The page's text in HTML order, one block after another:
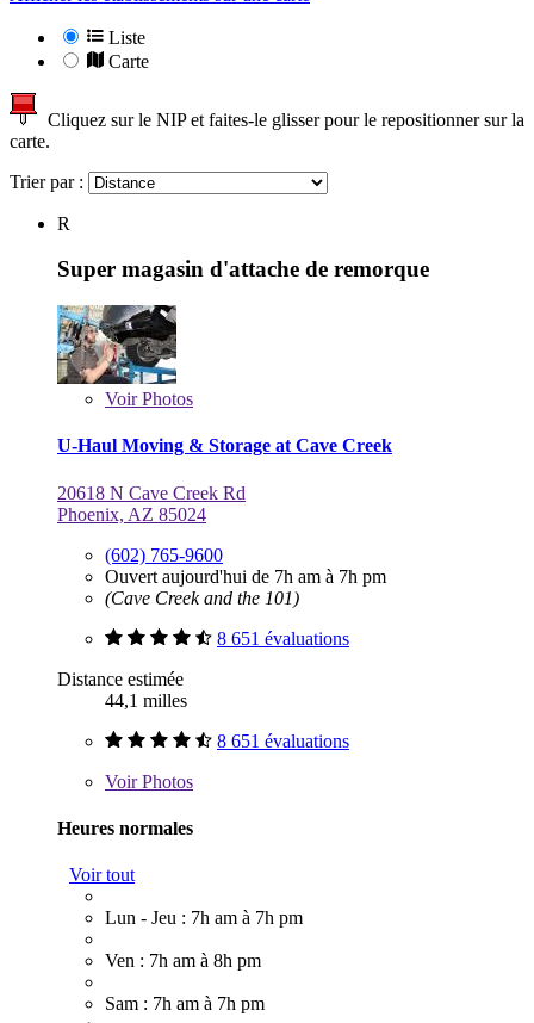
Liste
Carte
Cliquez sur le NIP et faites-le glisser pour le repositionner sur la
carte.
Trier par :
R
Super magasin d'attache de remorque
VoirPhotos
U-Haul Moving & Storage at Cave Creek
20618 N Cave Creek Rd
Phoenix, AZ 85024
(602) 765-9600
Ouvert aujourd'hui de 7h am à 7h pm
(Cave Creek and the 101)
8 651 évaluations
Distance estimée
44,1 milles
8 651 évaluations
VoirPhotos
Heures normales
Voir tout
Lun - Jeu : 7h am à 7h pm
Ven : 7h am à 8h pm
Sam : 7h am à 7h pm